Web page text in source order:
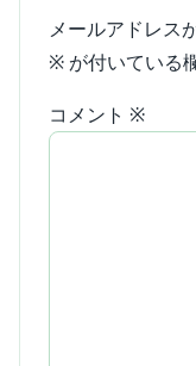
メールアドレス
※ が付いている
コメント ※